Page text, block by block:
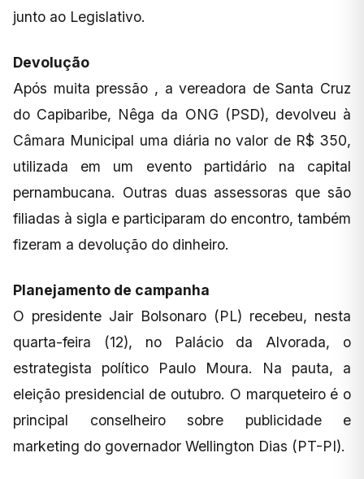
junto ao Legislativo.
Devolução
Após muita pressão , a vereadora de Santa Cruz
do Capibaribe, Nêga da ONG (PSD), devolveu à
Câmara Municipal uma diária no valor de R$ 350,
utilizada em um evento partidário na capital
pernambucana. Outras duas assessoras que são
filiadas à sigla e participaram do encontro, também
fizeram a devolução do dinheiro.
Planejamento de campanha
O presidente Jair Bolsonaro (PL) recebeu, nesta
quarta-feira (12), no Palácio da Alvorada, o
estrategista político Paulo Moura. Na pauta, a
eleição presidencial de outubro. O marqueteiro é o
principal conselheiro sobre publicidade e
marketing do governador Wellington Dias (PT-PI).